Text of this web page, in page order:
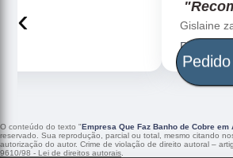
Peças maravilhosa ! Banho de
‹
O conteúdo do texto "Empresa Que Faz Banho de Cobre
reservado. Sua reprodução, parcial ou total, mesmo citando
autorização do autor. Crime de violação de direito autoral –
9610/98 - Lei de direitos autorais